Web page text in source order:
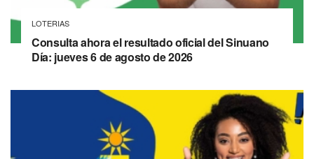
LOTERIAS
Consulta ahora el resultado oficial del Sinuano
Día: jueves 6 de agosto de 2026